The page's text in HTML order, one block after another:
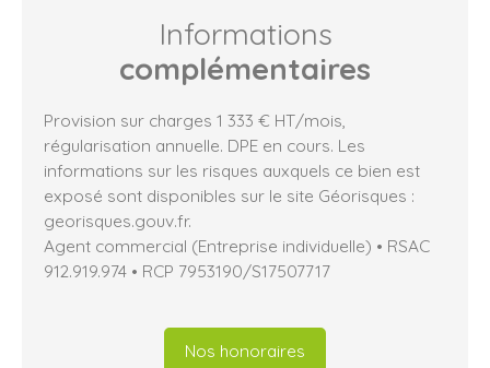
Informations
complémentaires
Provision sur charges 1 333 € HT/mois,
régularisation annuelle. DPE en cours. Les
informations sur les risques auxquels ce bien est
exposé sont disponibles sur le site Géorisques :
georisques.gouv.fr.
Agent commercial (Entreprise individuelle) • RSAC
912.919.974 • RCP 7953190/S17507717
Nos honoraires